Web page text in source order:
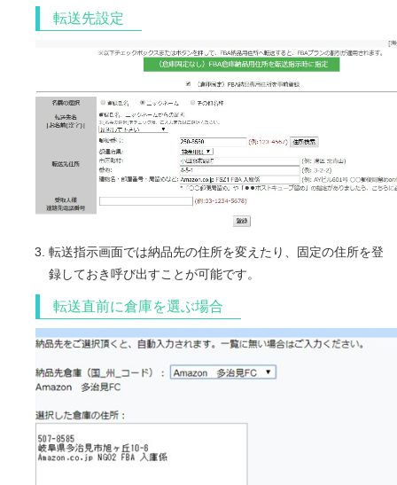
転送先設定
転送指示画面では納品先の住所を変えたり、固定の住所を登
録しておき呼び出すことが可能です。
転送直前に倉庫を選ぶ場合